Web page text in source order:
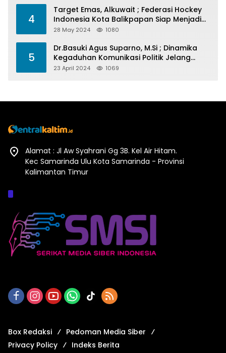
4
Target Emas, Alkuwait ; Federasi Hockey
Indonesia Kota Balikpapan Siap Menjadi
Barometer Prestasi Di Kaltim
28 May 2024 1080
5
Dr.Basuki Agus Suparno, M.Si ; Dinamika
Kegaduhan Komunikasi Politik Jelang
Pesta Politik 2024
23 April 2024 1069
Alamat : Jl Aw Syahrani Gg 3B. Kel Air Hitam.
Kec Samarinda Ulu Kota Samarinda - Provinsi
Kalimantan Timur
Box Redaksi
Pedoman Media Siber
Privacy Policy
Indeks Berita